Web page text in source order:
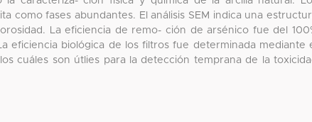
como fases abundantes. El análisis SEM indica una
La eficiencia de remo- ción de arsénico fue del
eficiencia biológica de los filtros fue determinada mediante
cuáles son útlies para la detección temprana de la